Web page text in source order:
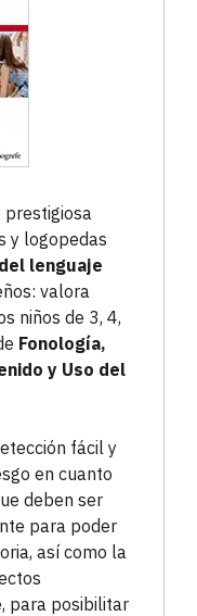
prestigiosa
y logopedas
lenguaje
valora
niños de 3, 4,
Fonología,
y Uso del
fácil y
en cuanto
deben ser
para poder
así como la
para posibilitar